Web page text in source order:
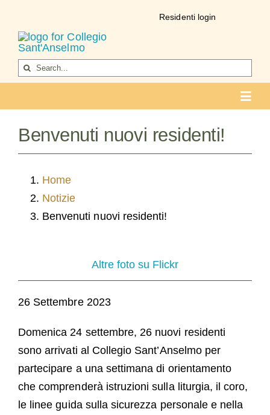
contenuto
Residenti login
Cerca
per:
Vita del collegio
Benvenuti nuovi residenti!
Home
Notizie
Benvenuti nuovi residenti!
Altre foto su Flickr
26 Settembre 2023
Domenica 24 settembre, 26 nuovi residenti
sono arrivati al Collegio Sant’Anselmo per
partecipare a una settimana di orientamento
che comprenderà istruzioni sulla liturgia, il coro,
le linee guida sulla sicurezza personale e nella